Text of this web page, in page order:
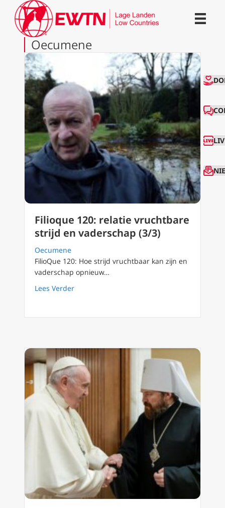
Oecumene
Filioque 120: relatie vruchtbare
strijd en vaderschap (3/3)
Oecumene
FilioQue 120: Hoe strijd vruchtbaar kan zijn en
vaderschap opnieuw…
Lees Verderabout Filioque 120: relatie vruchtbare strijd